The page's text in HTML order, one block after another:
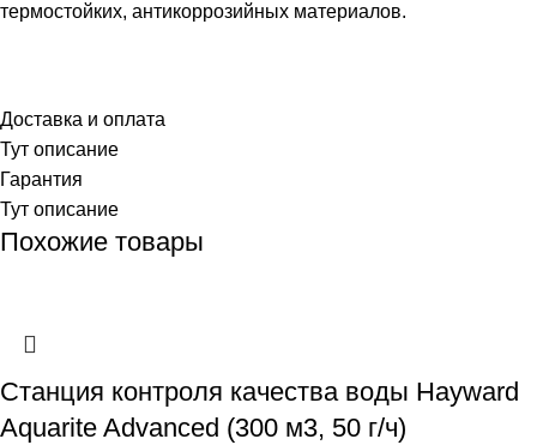
термостойких, антикоррозийных материалов.
Доставка и оплата
Тут описание
Гарантия
Тут описание
Похожие товары
Станция контроля качества воды Hayward
Aquarite Advanced (300 м3, 50 г/ч)